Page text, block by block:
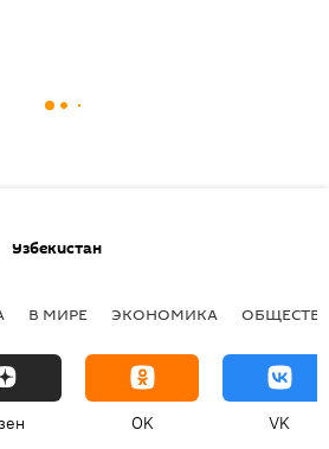
Узбекистан
В МИРЕ ЭКОНОМИКА
OK VK